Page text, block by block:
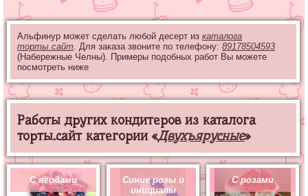
Альфинур может сделать любой десерт из каталога
торты.сайт. Для заказа звоните по телефону: 89178504593
(Набережные Челны). Примеры подобных работ Вы можете
посмотреть ниже
Работы других кондитеров из каталога
торты.сайт категории «Двухъярусные»
С ягодами
Синие розы и
инициалы
С розами